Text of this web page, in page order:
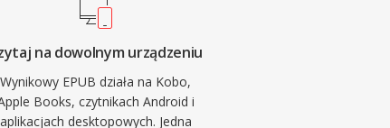
na dowolnym urządzeniu
Wynikowy EPUB działa na Kobo,
Books, czytnikach Android i
aplikacjach desktopowych. Jedna